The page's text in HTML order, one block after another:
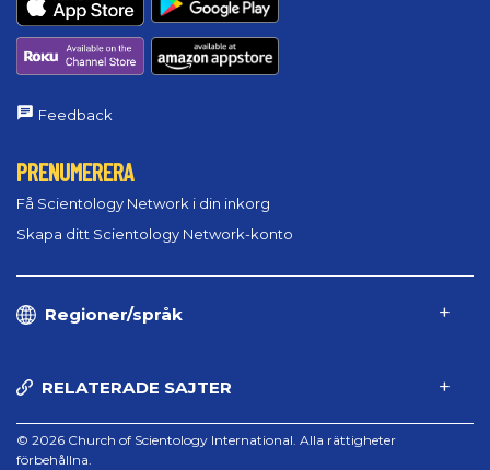
Feedback
PRENUMERERA
Få Scientology Network i din inkorg
Skapa ditt Scientology Network-konto
Regioner/språk
RELATERADE SAJTER
© 2026 Church of Scientology International. Alla rättigheter
förbehållna.